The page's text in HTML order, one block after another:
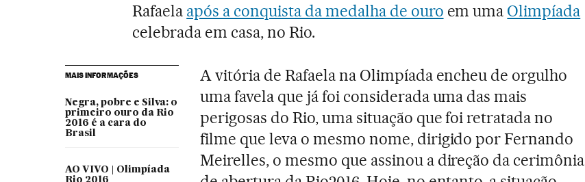
Rafaela após a conquista da medalha de ouro em uma Olimpíada
celebrada em casa, no Rio.
MAIS INFORMAÇÕES
Negra, pobre e Silva: o
primeiro ouro da Rio
2016 é a cara do
Brasil
AO VIVO | Olimpíada
Rio 2016
A vitória de Rafaela na Olimpíada encheu de orgulho
uma favela que já foi considerada uma das mais
perigosas do Rio, uma situação que foi retratada no
filme que leva o mesmo nome, dirigido por Fernando
Meirelles, o mesmo que assinou a direção da cerimônia